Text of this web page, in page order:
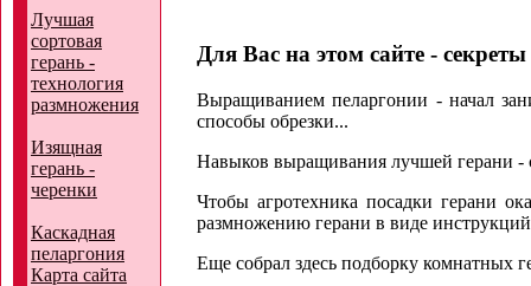
Лучшая
сортовая
герань -
технология
размножения
Изящная
герань -
черенки
Каскадная
пеларгония
Карта сайта
Для Вас на этом сайте -
Выращиванием пеларгонии - начал
способы обрезки...
Навыков выращивания лучшей герани -
Чтобы агротехника посадки герани
размножению герани в виде
Еще собрал здесь подборку комнатных